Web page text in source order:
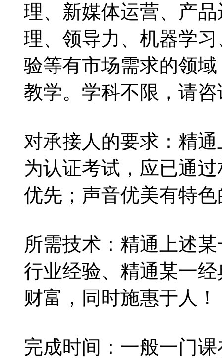
理、新媒体运营、产
理、领导力、机器学
验等有市场需求的领
教学。学科不限，请
对承接人的要求：精
为认证考试，应已通
优先；声音优美有特
所需技术：精通上述
行业经验、精通某一
财富，同时施惠于人！
完成时间：一般一门